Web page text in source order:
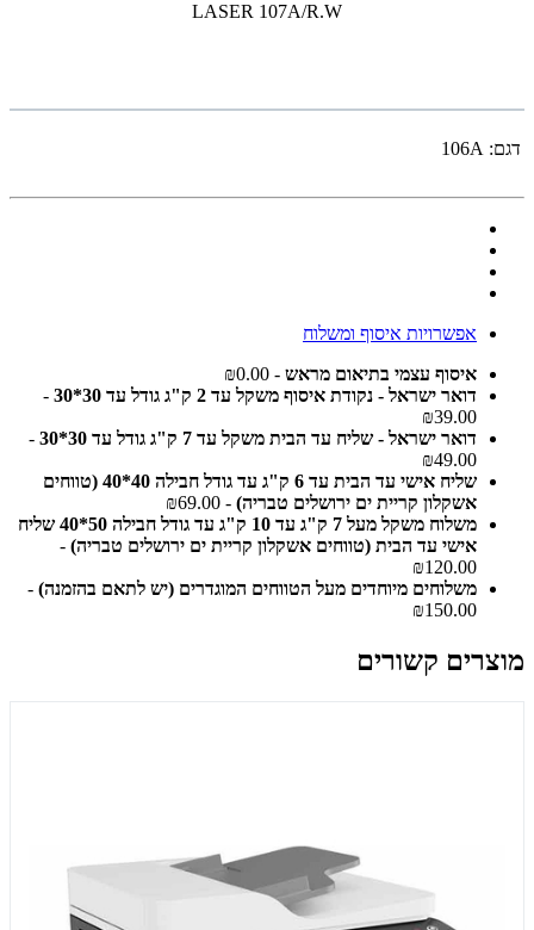
LASER 107A/R.W
דגם: 106A
אפשרויות איסוף ומשלוח
איסוף עצמי בתיאום מראש - ₪0.00
דואר ישראל - נקודת איסוף משקל עד 2 ק"ג גודל עד 30*30
-
₪39.00
דואר ישראל - שליח עד הבית משקל עד 7 ק"ג גודל עד 30*30
-
₪49.00
שליח אישי עד הבית עד 6 ק"ג עד גודל חבילה 40*40 (טווחים
אשקלון קריית ים ירושלים טבריה) - ₪69.00
משלוח משקל מעל 7 ק"ג עד 10 ק"ג עד גודל חבילה 50*40 שליח
אישי עד הבית (טווחים אשקלון קריית ים ירושלים טבריה) -
₪120.00
משלוחים מיוחדים מעל הטווחים המוגדרים (יש לתאם בהזמנה) -
₪150.00
מוצרים קשורים